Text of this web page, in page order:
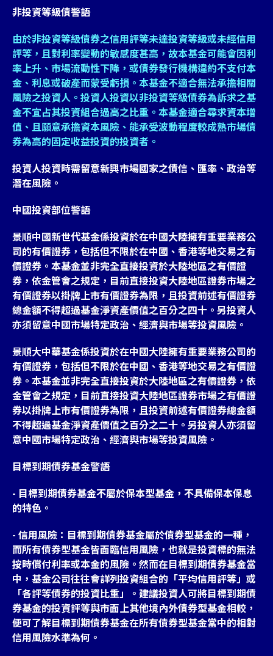
非投資等級債警語
由於非投資等級債券之信用評等未達投資等級或未經信用
評等，且對利率變動的敏感度甚高，故本基金可能會因利
率上升、市場流動性下降，或債券發行機構違約不支付本
金、利息或破產而蒙受虧損。本基金不適合無法承擔相關
風險之投資人。投資人投資以非投資等級債券為訴求之基
金不宜占其投資組合過高之比重。本基金適合尋求資本增
值、且願意承擔資本風險、能承受波動程度較成熟市場債
券為高的固定收益投資的投資者。
投資人投資時需留意新興市場國家之債信、匯率、政治等
潛在風險。
中國投資部位警語
景順中國新世代基金係投資於在中國大陸擁有重要業務公
司的有價證券，包括但不限於在中國、香港等地交易之有
價證券。本基金並非完全直接投資於大陸地區之有價證
券，依金管會之規定，目前直接投資大陸地區證券市場之
有價證券以掛牌上市有價證券為限，且投資前述有價證券
總金額不得超過基金淨資產價值之百分之四十。另投資人
亦須留意中國市場特定政治、經濟與市場等投資風險。
景順大中華基金係投資於在中國大陸擁有重要業務公司的
有價證券，包括但不限於在中國、香港等地交易之有價證
券。本基金並非完全直接投資於大陸地區之有價證券，依
金管會之規定，目前直接投資大陸地區證券市場之有價證
券以掛牌上市有價證券為限，且投資前述有價證券總金額
不得超過基金淨資產價值之百分之二十。另投資人亦須留
意中國市場特定政治、經濟與市場等投資風險。
目標到期債券基金警語
- 目標到期債券基金不屬於保本型基金，不具備保本保息
的特色。
- 信用風險：目標到期債券基金屬於債券型基金的一種，
而所有債券型基金皆面臨信用風險，也就是投資標的無法
按時償付利率或本金的風險。然而在目標到期債券基金當
中，基金公司往往會詳列投資組合的「平均信用評等」或
「各評等債券的投資比重」。建議投資人可將目標到期債
券基金的投資評等與市面上其他境內外債券型基金相較，
便可了解目標到期債券基金在所有債券型基金當中的相對
信用風險水準為何。